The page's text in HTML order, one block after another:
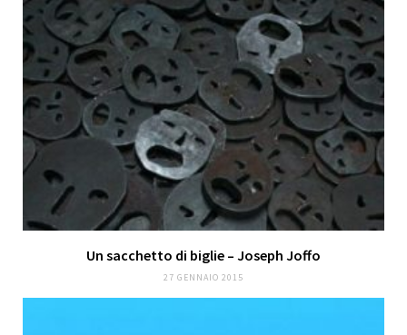
Un sacchetto di biglie – Joseph Joffo
27 GENNAIO 2015